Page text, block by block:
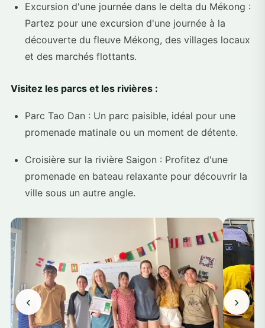
Excursion d'une journée dans le delta du Mékong :
Partez pour une excursion d'une journée à la
découverte du fleuve Mékong, des villages locaux
et des marchés flottants.
Visitez les parcs et les rivières :
Parc Tao Dan : Un parc paisible, idéal pour une
promenade matinale ou un moment de détente.
Croisière sur la rivière Saigon : Profitez d'une
promenade en bateau relaxante pour découvrir la
ville sous un autre angle.
‹ ›